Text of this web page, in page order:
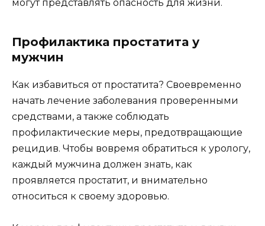
могут представлять опасность для жизни.
Профилактика простатита у
мужчин
Как избавиться от простатита? Своевременно
начать лечение заболевания проверенными
средствами, а также соблюдать
профилактические меры, предотвращающие
рецидив. Чтобы вовремя обратиться к урологу,
каждый мужчина должен знать, как
проявляется простатит, и внимательно
относиться к своему здоровью.